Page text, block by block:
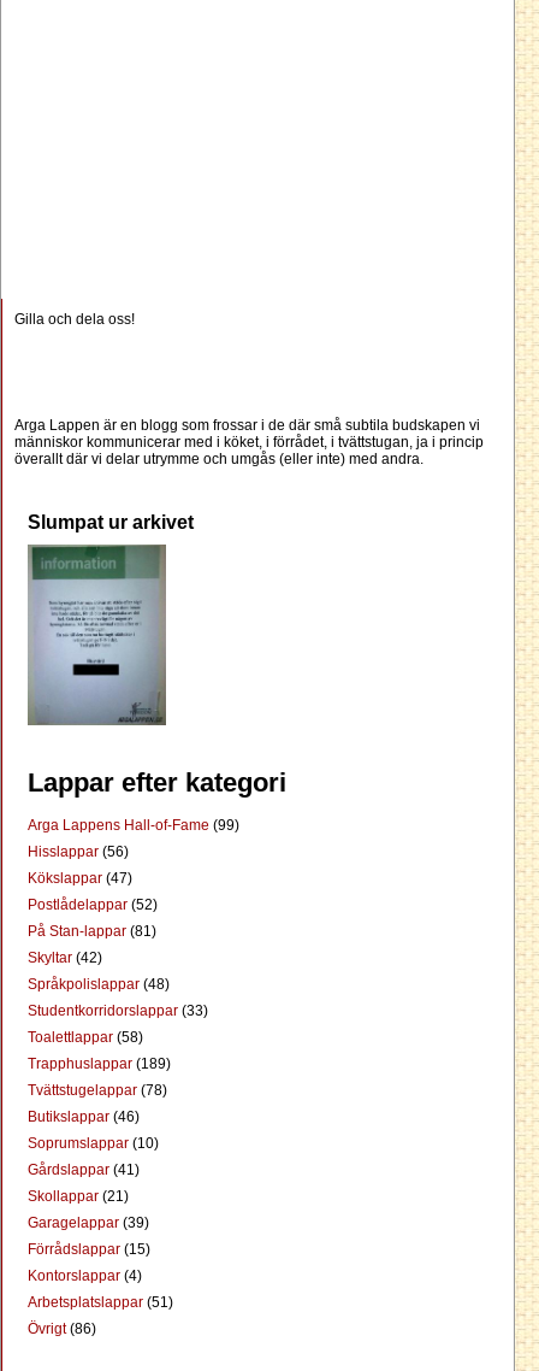
Gilla och dela oss!
Arga Lappen är en blogg som frossar i de där små subtila budskapen vi
människor kommunicerar med i köket, i förrådet, i tvättstugan, ja i princip
överallt där vi delar utrymme och umgås (eller inte) med andra.
Slumpat ur arkivet
Lappar efter kategori
Arga Lappens Hall-of-Fame (99)
Hisslappar (56)
Kökslappar (47)
Postlådelappar (52)
På Stan-lappar (81)
Skyltar (42)
Språkpolislappar (48)
Studentkorridorslappar (33)
Toalettlappar (58)
Trapphuslappar (189)
Tvättstugelappar (78)
Butikslappar (46)
Soprumslappar (10)
Gårdslappar (41)
Skollappar (21)
Garagelappar (39)
Förrådslappar (15)
Kontorslappar (4)
Arbetsplatslappar (51)
Övrigt(86)